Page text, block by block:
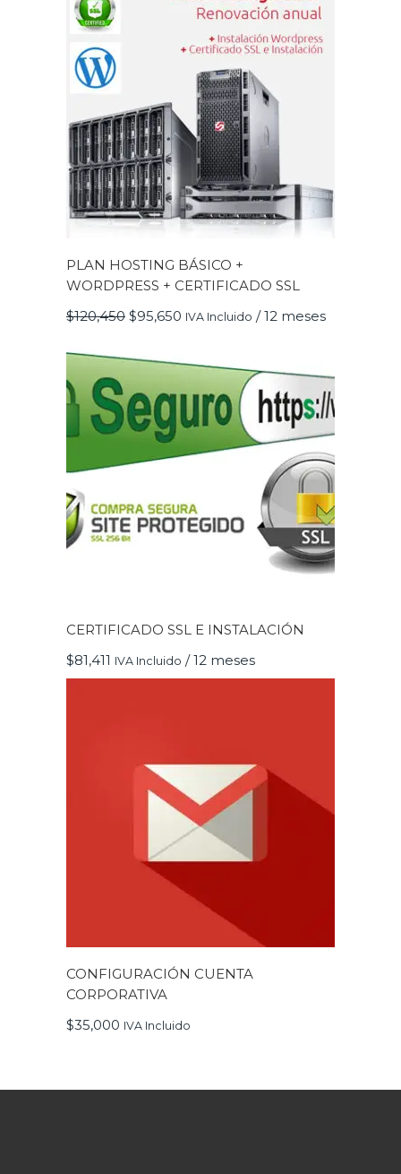
PLAN HOSTING BÁSICO +
WORDPRESS + CERTIFICADO SSL
$120,450 El
precio
$120,450.
$95,650 El
precio
$95,650.
IVA Incluido / 12 meses
CERTIFICADO SSL E INSTALACIÓN
$81,411 IVA Incluido / 12 meses
CONFIGURACIÓN CUENTA
CORPORATIVA
$35,000 IVA Incluido